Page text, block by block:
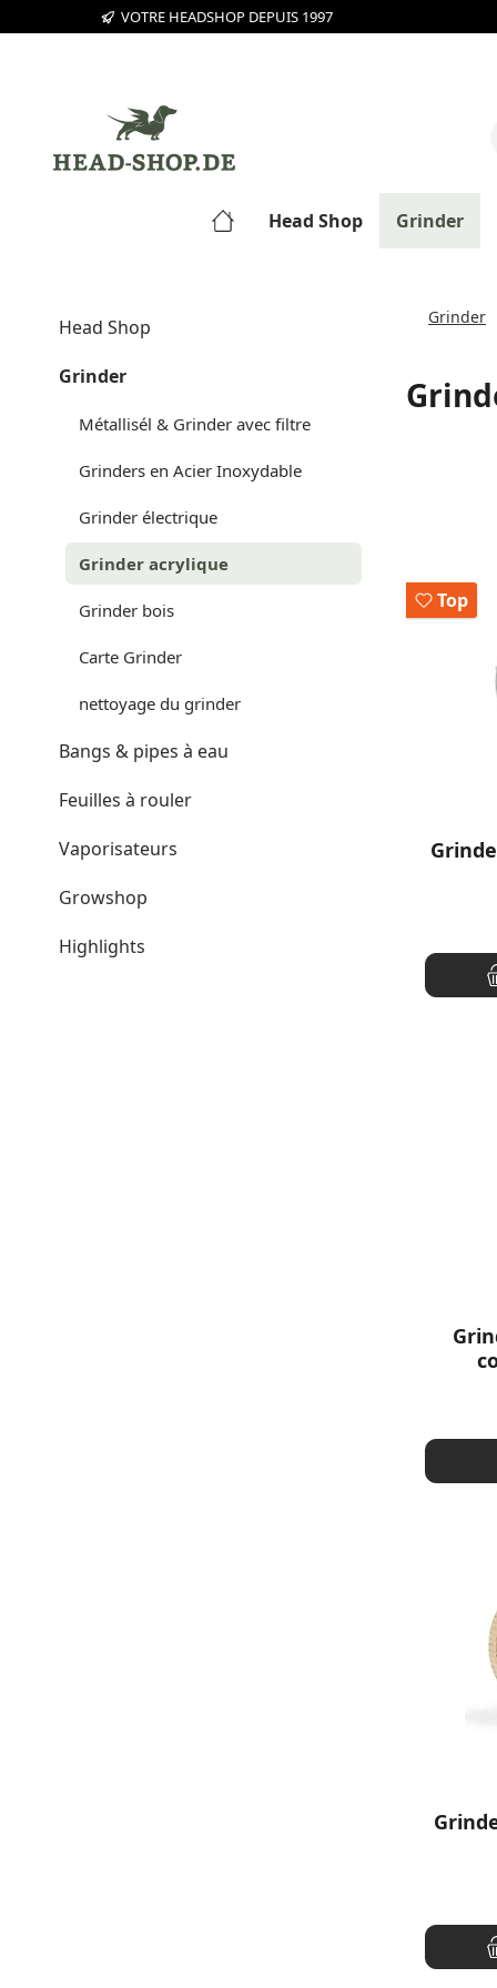
au contenu principal
Passer à la recherche
Passer à la navigation principale
VOTRE HEADSHOP DEPUIS 1997
Head Shop Grinder
Head Shop
Grinder
Métallisél & Grinder avec filtre
Grinders en Acier Inoxydable
Grinder électrique
Grinder acrylique
Grinder bois
Carte Grinder
nettoyage du grinder
Bangs & pipes à eau
Feuilles à rouler
Vaporisateurs
Growshop
Highlights
Grinder
Top
Note